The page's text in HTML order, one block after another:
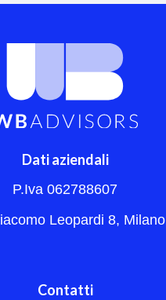
Dati aziendali
P.Iva 062788607
Leopardi 8, Milano
Contatti